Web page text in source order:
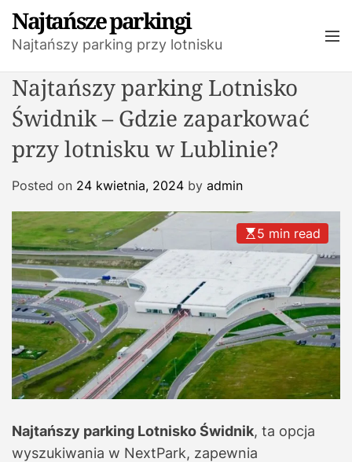
p
Najtańsze parkingi
Najtańszy parking przy lotnisku
M
Najtańszy parking Lotnisko
Świdnik – Gdzie zaparkować
przy lotnisku w Lublinie?
Posted on 24 kwietnia, 2024 by admin
5 min read
Najtańszy parking Lotnisko Świdnik, ta opcja
wyszukiwania w NextPark, zapewnia